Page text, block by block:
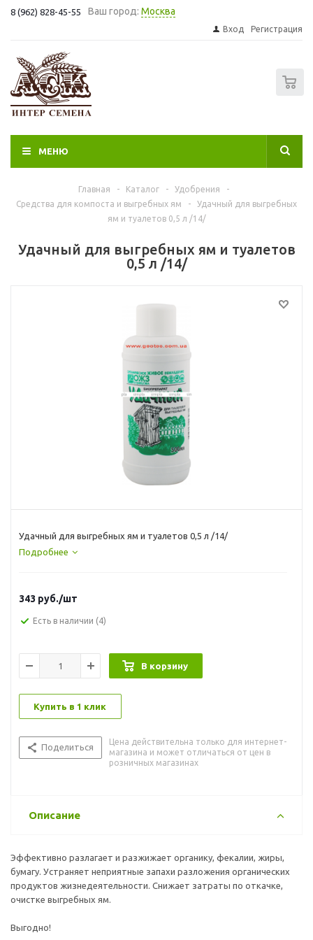
8 (962) 828-45-55 Ваш город: Москва
Вход Регистрация
МЕНЮ
Главная - Каталог - Удобрения
-
Средства для компоста и выгребных ям
-
Удачный для выгребных
ям и туалетов 0,5 л /14/
Удачный для выгребных ям и туалетов
0,5 л /14/
Удачный для выгребных ям и туалетов 0,5 л /14/
Подробнее
343 руб./шт
Есть в наличии (4)
В корзину
Купить в 1 клик
Поделиться
Цена действительна только для интернет-
магазина и может отличаться от цен в
розничных магазинах
Описание
Эффективно разлагает и разжижает органику, фекалии, жиры,
бумагу. Устраняет неприятные запахи разложения органических
продуктов жизнедеятельности. Снижает затраты по откачке,
очистке выгребных ям.
Выгодно!